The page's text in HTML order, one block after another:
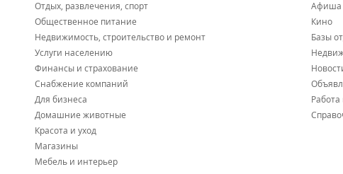
Отдых, развлечения, спорт
Общественное питание
Недвижимость, строительство и ремонт
Услуги населению
Финансы и страхование
Снабжение компаний
Для бизнеса
Домашние животные
Красота и уход
Магазины
Мебель и интерьер
Афиша
Кино
Базы
Работа